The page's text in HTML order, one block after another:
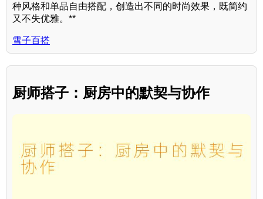
种风格和单品自由搭配，创造出不同的时尚效果，既简约
又不失优雅。**
雪子百搭
厨师搭子：厨房中的默契与协作